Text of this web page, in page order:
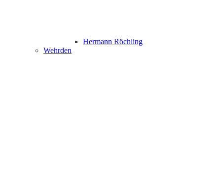
Hermann Röchling
Wehrden